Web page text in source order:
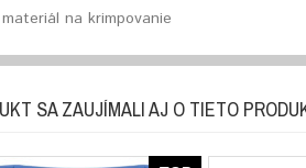
na krimpovanie
SA ZAUJÍMALI AJ O TIETO